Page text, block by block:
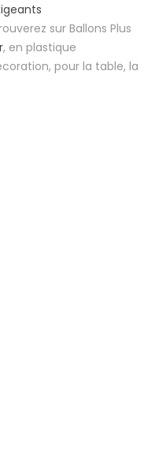
sur Ballons Plus
, en plastique
pour la table, la